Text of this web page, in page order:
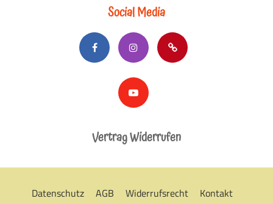
Social Media
Vertrag Widerrufen
Datenschutz AGB Widerrufsrecht
Kontakt